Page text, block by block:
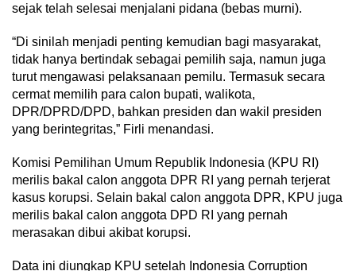
sejak telah selesai menjalani pidana (bebas murni).
“Di sinilah menjadi penting kemudian bagi masyarakat,
tidak hanya bertindak sebagai pemilih saja, namun juga
turut mengawasi pelaksanaan pemilu. Termasuk secara
cermat memilih para calon bupati, walikota,
DPR/DPRD/DPD, bahkan presiden dan wakil presiden
yang berintegritas,” Firli menandasi.
Komisi Pemilihan Umum Republik Indonesia (KPU RI)
merilis bakal calon anggota DPR RI yang pernah terjerat
kasus korupsi. Selain bakal calon anggota DPR, KPU juga
merilis bakal calon anggota DPD RI yang pernah
merasakan dibui akibat korupsi.
Data ini diungkap KPU setelah Indonesia Corruption